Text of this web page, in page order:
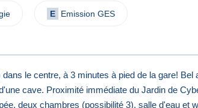
E Emission GES
le centre, à 3 minutes à pied de la gare!
cave. Proximité immédiate du Jardin de
deux chambres (possibilité 3), salle d'eau et